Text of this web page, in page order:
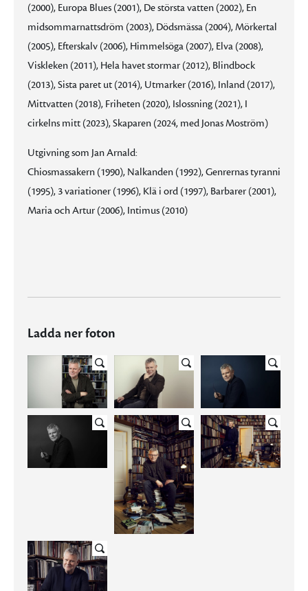
(2000), Europa Blues (2001), De största vatten (2002), En
midsommarnattsdröm (2003), Dödsmässa (2004), Mörkertal
(2005), Efterskalv (2006), Himmelsöga (2007), Elva (2008),
Viskleken (2011), Hela havet stormar (2012), Blindbock
(2013), Sista paret ut (2014), Utmarker (2016), Inland (2017),
Mittvatten (2018), Friheten (2020), Islossning (2021), I
cirkelns mitt (2023), Skaparen (2024, med Jonas Moström)
Utgivning som Jan Arnald:
Chiosmassakern (1990), Nalkanden (1992), Genrernas tyranni
(1995), 3 variationer (1996), Klä i ord (1997), Barbarer (2001),
Maria och Artur (2006), Intimus (2010)
Ladda ner foton